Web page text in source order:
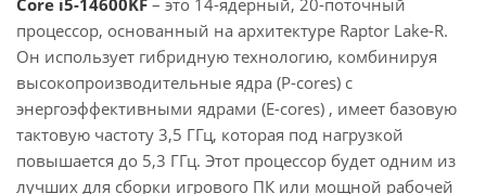
Core i5-14600KF – это 14-ядерный, 20-поточный
процессор, основанный на архитектуре Raptor Lake-R.
Он использует гибридную технологию, комбинируя
высокопроизводительные ядра (P-cores) с
энергоэффективными ядрами (E-cores) , имеет базовую
тактовую частоту 3,5 ГГц, которая под нагрузкой
повышается до 5,3 ГГц. Этот процессор будет одним из
лучших для сборки игрового ПК или мощной рабочей